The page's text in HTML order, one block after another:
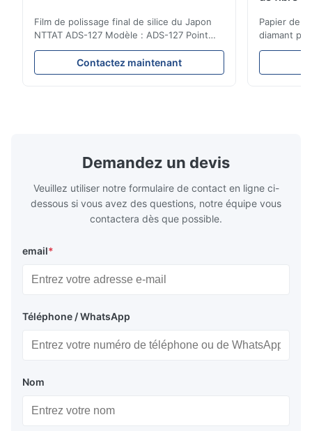
Film de polissage final de silice du Japon
NTTAT ADS-127 Modèle : ADS-127 Point
d'origine : Le Japon Détail rapide
●particules Égal-pulvérisées sur la surface
enduite ●Bons intensité et flexility,
Contactez maintenant
Papier de
diamant
correction
fibre
Demandez un devis
Veuillez utiliser notre formulaire de contact en ligne ci-
dessous si vous avez des questions, notre équipe vous
contactera dès que possible.
email*
Téléphone / WhatsApp
Nom